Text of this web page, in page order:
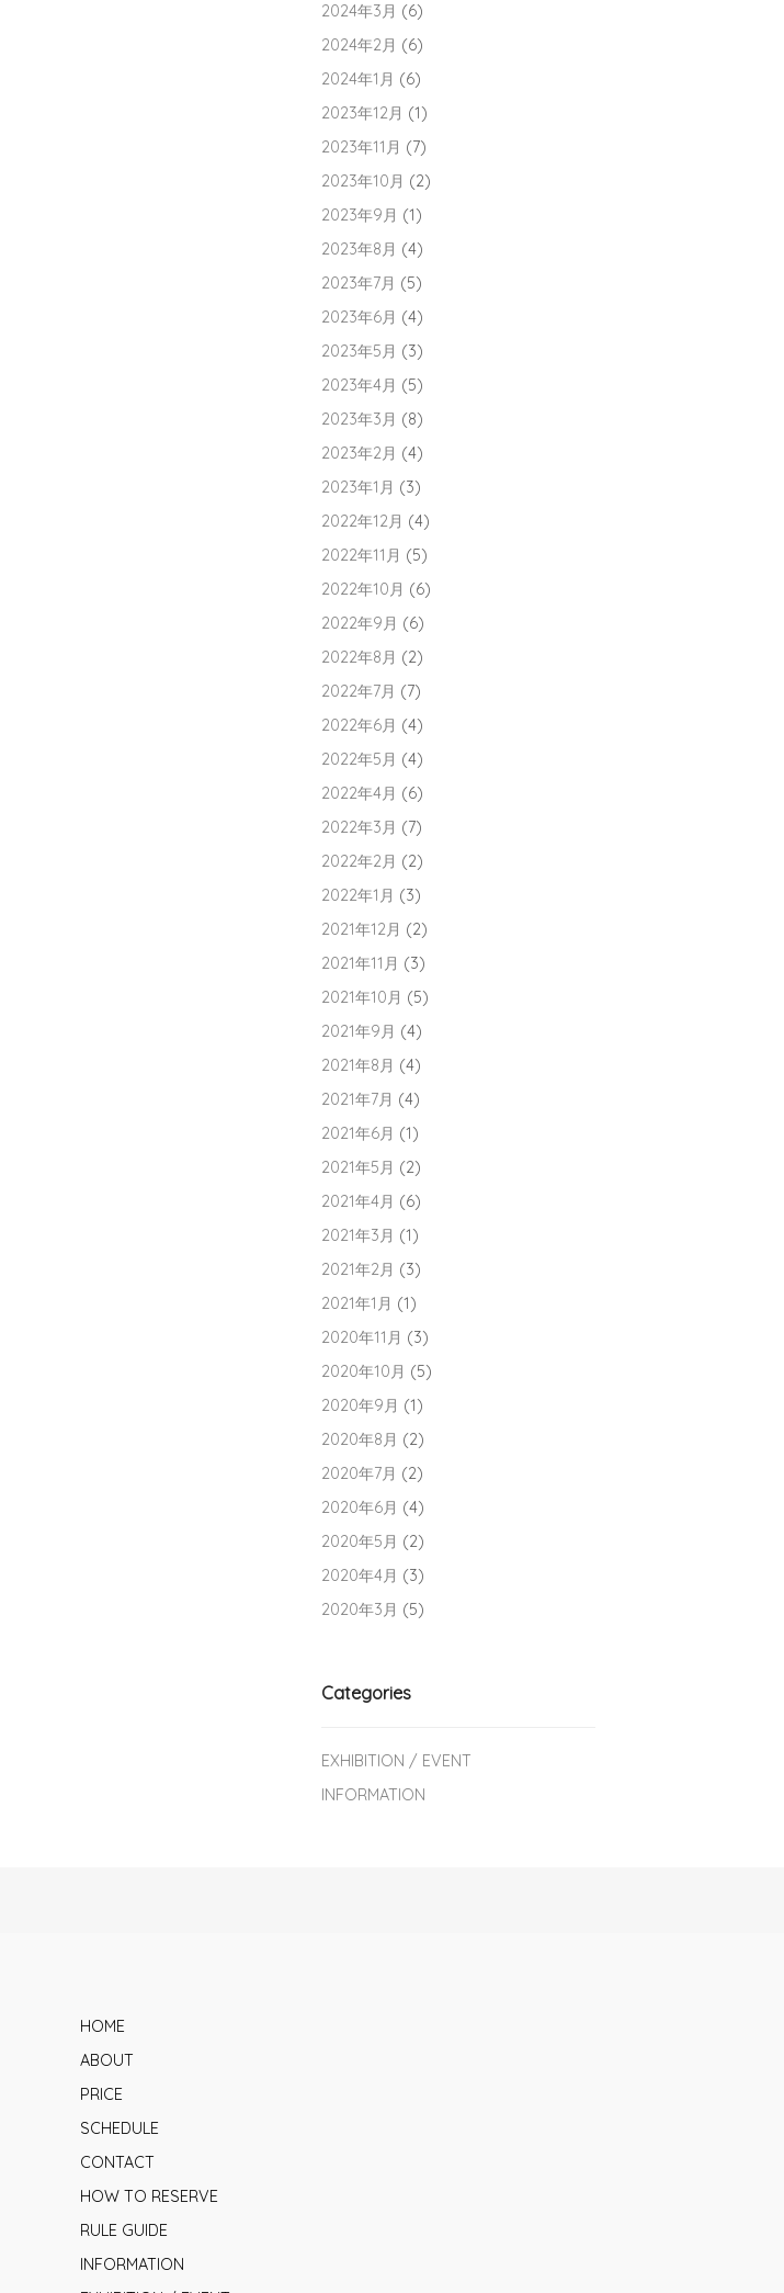
2024年3月 (6)
2024年2月 (6)
2024年1月 (6)
2023年12月 (1)
2023年11月 (7)
2023年10月 (2)
2023年9月 (1)
2023年8月 (4)
2023年7月 (5)
2023年6月 (4)
2023年5月 (3)
2023年4月 (5)
2023年3月 (8)
2023年2月 (4)
2023年1月 (3)
2022年12月 (4)
2022年11月 (5)
2022年10月 (6)
2022年9月 (6)
2022年8月 (2)
2022年7月 (7)
2022年6月 (4)
2022年5月 (4)
2022年4月 (6)
2022年3月 (7)
2022年2月 (2)
2022年1月 (3)
2021年12月 (2)
2021年11月 (3)
2021年10月 (5)
2021年9月 (4)
2021年8月 (4)
2021年7月 (4)
2021年6月 (1)
2021年5月 (2)
2021年4月 (6)
2021年3月 (1)
2021年2月 (3)
2021年1月 (1)
2020年11月 (3)
2020年10月 (5)
2020年9月 (1)
2020年8月 (2)
2020年7月 (2)
2020年6月 (4)
2020年5月 (2)
2020年4月 (3)
2020年3月 (5)
Categories
EXHIBITION / EVENT
INFORMATION
HOME
ABOUT
PRICE
SCHEDULE
CONTACT
HOW TO RESERVE
RULE GUIDE
INFORMATION